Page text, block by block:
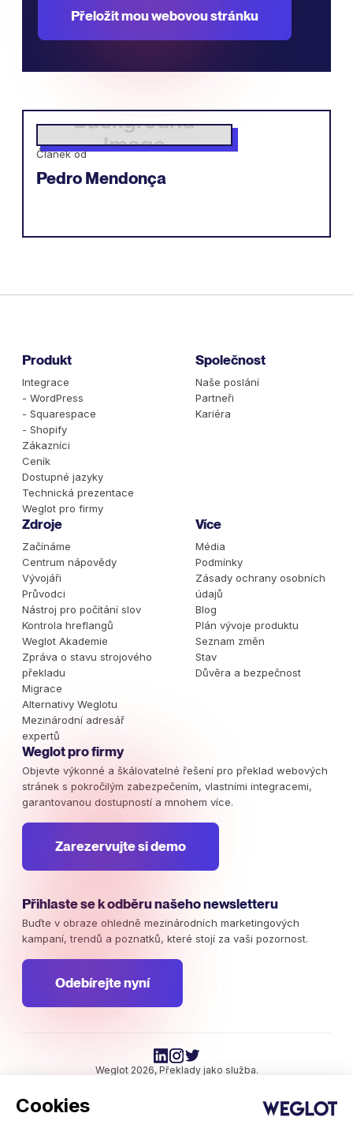
Cookies
Přeložit mou webovou stránku
Článek od
Pedro Mendonça
Produkt
Integrace
- WordPress
- Squarespace
- Shopify
Zákazníci
Ceník
Dostupné jazyky
Technická prezentace
Weglot pro firmy
Společnost
Naše poslání
Partneři
Kariéra
Zdroje
Začínáme
Centrum nápovědy
Vývojáři
Průvodci
Nástroj pro počítání slov
Kontrola hreflangů
Weglot Akademie
Zpráva o stavu strojového
překladu
Migrace
Alternativy Weglotu
Mezinárodní adresář
expertů
Více
Média
Podmínky
Zásady ochrany osobních
údajů
Blog
Plán vývoje produktu
Seznam změn
Stav
Důvěra a bezpečnost
Weglot pro firmy
Objevte výkonné a škálovatelné řešení pro překlad webových
stránek s pokročilým zabezpečením, vlastními integracemi,
garantovanou dostupností a mnohem více.
Zarezervujte si demo
Přihlaste se k odběru našeho newsletteru
Buďte v obraze ohledně mezinárodních marketingových
kampaní, trendů a poznatků, které stojí za vaši pozornost.
Odebírejte nyní
Weglot 2026, Překlady jako služba.